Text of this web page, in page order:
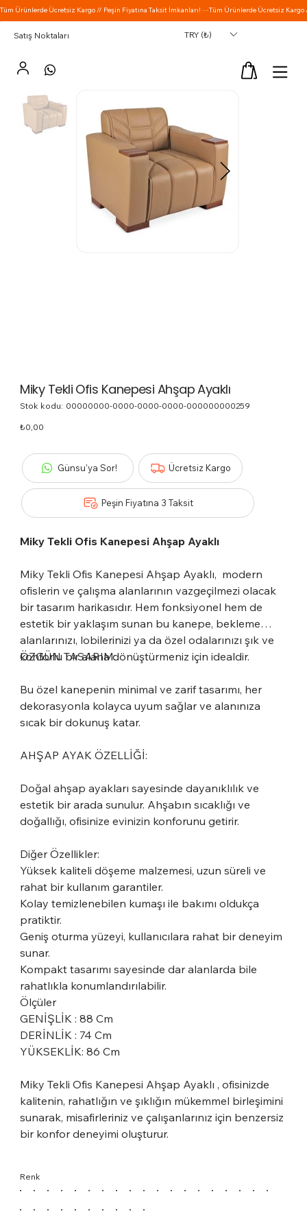
TRY (₺)
Satış Noktaları
Miky Tekli Ofis Kanepesi Ahşap Ayaklı
Stok kodu: Stok
00000000-0000-0000-0000-000000000259
Fiyat
₺0,00
Günsu'ya Sor!
Peşin Fiyatına 3 Taksit
Ücretsiz Kargo
Miky Tekli Ofis Kanepesi Ahşap Ayaklı
Miky Tekli Ofis Kanepesi Ahşap Ayaklı, modern
ofislerin ve çalışma alanlarının vazgeçilmezi olacak
bir tasarım harikasıdır. Hem fonksiyonel hem de
estetik bir yaklaşım sunan bu kanepe, bekleme
alanlarınızı, lobilerinizi ya da özel odalarınızı şık ve
konforlu bir alana dönüştürmeniz için idealdir.
ÖZGÜN TASARIM:
Bu özel kanepenin minimal ve zarif tasarımı, her
dekorasyonla kolayca uyum sağlar ve alanınıza
sıcak bir dokunuş katar.
AHŞAP AYAK ÖZELLİĞİ:
Doğal ahşap ayakları sayesinde dayanıklılık ve
estetik bir arada sunulur. Ahşabın sıcaklığı ve
doğallığı, ofisinize evinizin konforunu getirir.
Diğer Özellikler:
Yüksek kaliteli döşeme malzemesi, uzun süreli ve
rahat bir kullanım garantiler.
Kolay temizlenebilen kumaşı ile bakımı oldukça
pratiktir.
Geniş oturma yüzeyi, kullanıcılara rahat bir deneyim
sunar.
Kompakt tasarımı sayesinde dar alanlarda bile
rahatlıkla konumlandırılabilir.
Ölçüler
GENİŞLİK : 88 Cm
DERİNLİK : 74 Cm
YÜKSEKLİK: 86 Cm
Miky Tekli Ofis Kanepesi Ahşap Ayaklı , ofisinizde
kalitenin, rahatlığın ve şıklığın mükemmel birleşimini
sunarak, misafirleriniz ve çalışanlarınız için benzersiz
bir konfor deneyimi oluşturur.
Renk